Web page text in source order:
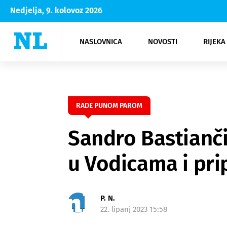
Nedjelja, 9. kolovoz 2026
NASLOVNICA NOVOSTI
Rijeka Opatija
NK
Moda
Kultura
RADE PUNOM PAROM
Sandro
u Vodicama i
P. N.
22. lipanj 2023 15:58